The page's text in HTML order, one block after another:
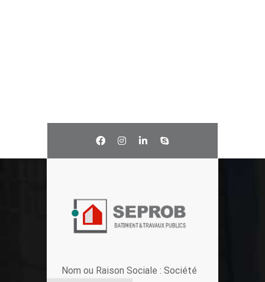
Nom ou Raison Sociale : Société